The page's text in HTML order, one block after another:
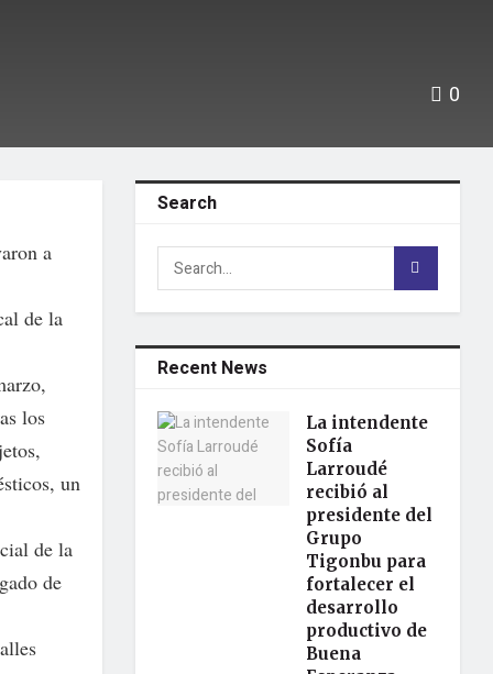
0
a
de la
los
un
de la
de
Search
Recent News
La intendente
Sofía
Larroudé
recibió al
presidente del
Grupo
Tigonbu para
fortalecer el
desarrollo
productivo de
Buena